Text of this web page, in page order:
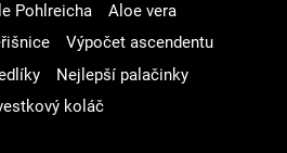
Pohlreicha
Aloe vera
Výpočet ascendentu
Nejlepší palačinky
koláč